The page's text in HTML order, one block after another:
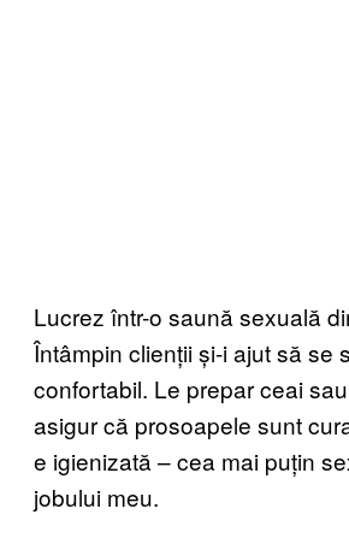
Lucrez într-o saună sexuală
Întâmpin clienții și-i ajut să se
confortabil. Le prepar ceai
asigur că prosoapele sunt
e igienizată – cea mai puțin
jobului meu.